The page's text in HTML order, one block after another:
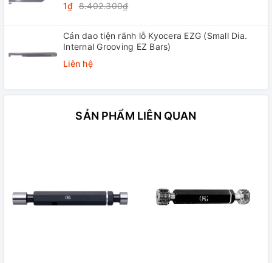
1₫ 8.402.300₫
Cán dao tiện rãnh lỗ Kyocera EZG (Small Dia.
Internal Grooving EZ Bars)
Liên hệ
SẢN PHẨM LIÊN QUAN